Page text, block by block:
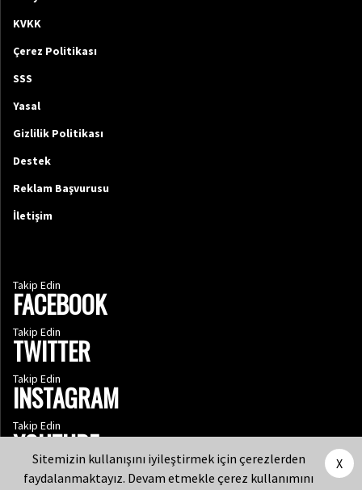
X
Sitemizin kullanışını iyileştirmek için çerezlerden
faydalanmaktayız. Devam etmekle çerez kullanımını
KVKK
Çerez Politikası
SSS
Yasal
Gizlilik Politikası
Destek
Reklam Başvurusu
İletişim
Takip Edin
FACEBOOK
Takip Edin
TWITTER
Takip Edin
INSTAGRAM
Takip Edin
YOUTUBE